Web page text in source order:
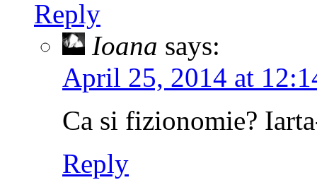
Reply
Ioana says:
April 25, 2014 at
Ca si fizionomie?
Reply